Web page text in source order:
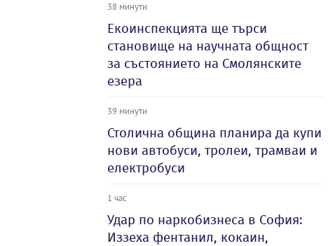
38 минути
Екоинспекцията ще търси
становище на научната общност
за състоянието на Смолянските
езера
39 минути
Столична община планира да купи
нови автобуси, тролеи, трамваи и
електробуси
1 час
Удар по наркобизнеса в София:
Иззеха фентанил, кокаин,